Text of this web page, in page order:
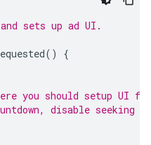
sets up ad UI.
()
{
you should setup UI
disable seeking